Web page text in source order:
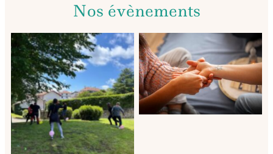
Nos évènements
Team building pays basque
Journée bien être entre fille